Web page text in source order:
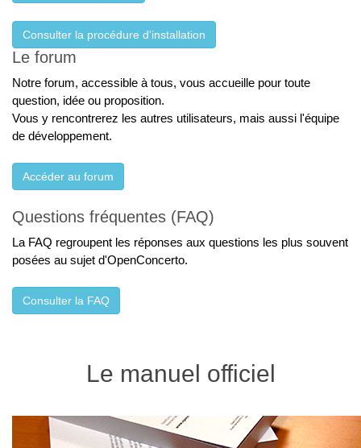
Consulter la procédure d'installation
Le forum
Notre forum, accessible à tous, vous accueille pour toute
question, idée ou proposition.
Vous y rencontrerez les autres utilisateurs, mais aussi l'équipe
de développement.
Accéder au forum
Questions fréquentes (FAQ)
La FAQ regroupent les réponses aux questions les plus souvent
posées au sujet d'OpenConcerto.
Consulter la FAQ
Le manuel officiel